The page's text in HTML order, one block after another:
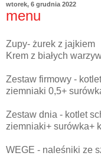
wtorek, 6 grudnia 2022
menu
Zupy- żurek z jajkiem
Krem z białych
Zestaw firmowy -
ziemniaki 0,5+
Zestaw dnia - kotlet
ziemniaki+ surówka+
WEGE - naleśniki ze